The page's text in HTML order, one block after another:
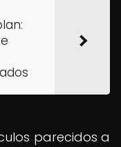
parecidos a